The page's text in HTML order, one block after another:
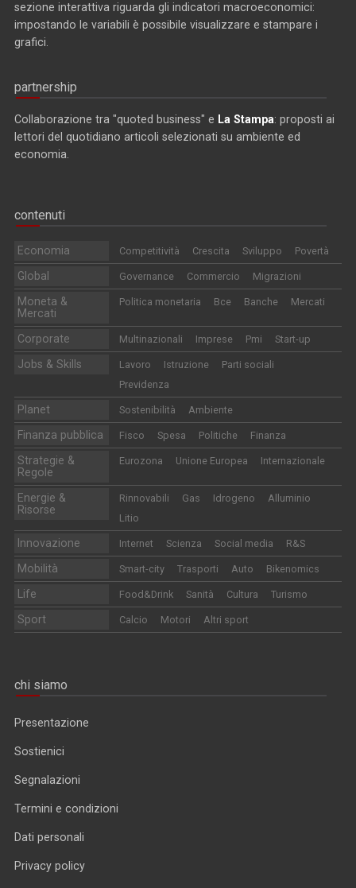
sezione interattiva riguarda gli indicatori macroeconomici:
impostando le variabili è possibile visualizzare e stampare i
grafici.
partnership
Collaborazione tra "quoted business" e La Stampa: proposti ai
lettori del quotidiano articoli selezionati su ambiente ed
economia.
contenuti
Economia Competitività Crescita Sviluppo Povertà
Global Governance Commercio Migrazioni
Moneta &
Mercati
Politica monetaria Bce Banche Mercati
Corporate Multinazionali Imprese Pmi Start-up
Jobs & Skills Lavoro Istruzione
Parti sociali
Previdenza
Planet Sostenibilità Ambiente
Finanza pubblica Fisco Spesa Politiche Finanza
Strategie &
Regole
Eurozona Unione Europea Internazionale
Energie &
Risorse
Rinnovabili Gas Idrogeno
Alluminio
Litio
Innovazione Internet Scienza Social media R&S
Mobilità Smart-city Trasporti Auto Bikenomics
Life Food&Drink Sanità Cultura Turismo
Sport Calcio Motori Altri sport
chi siamo
Presentazione
Sostienici
Segnalazioni
Termini e condizioni
Dati personali
Privacy policy